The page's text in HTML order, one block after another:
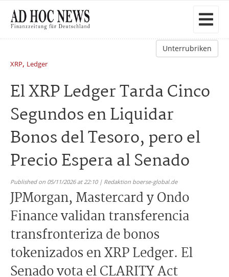
Unterrubriken
XRP, Ledger
El XRP Ledger Tarda Cinco
Segundos en Liquidar
Bonos del Tesoro, pero el
Precio Espera al Senado
Published on 05/11/2026 at 22:10 | Redaktion boerse-global.de
JPMorgan, Mastercard y Ondo
Finance validan transferencia
transfronteriza de bonos
tokenizados en XRP Ledger. El
Senado vota el CLARITY Act